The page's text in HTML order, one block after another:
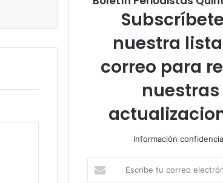
nuestra
correo para
nuestras
Información
tu